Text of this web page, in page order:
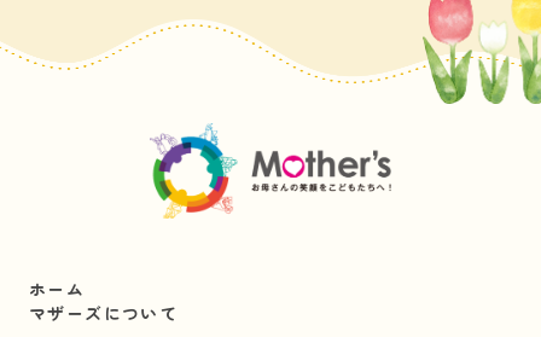
ホーム
マザーズについて